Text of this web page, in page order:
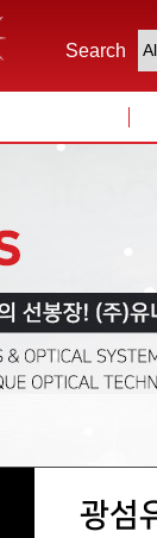
Search
광섬